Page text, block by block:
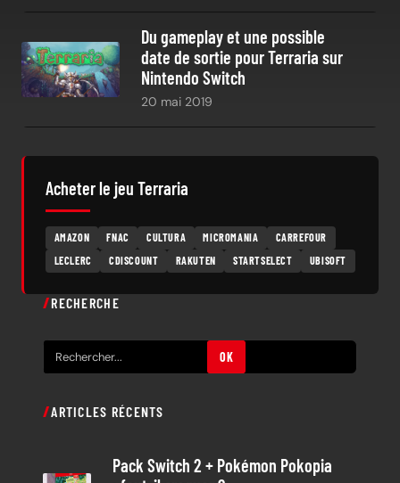
Du gameplay et une possible
date de sortie pour Terraria sur
Nintendo Switch
20 mai 2019
Acheter le jeu Terraria
AMAZON FNAC CULTURA MICROMANIA
CARREFOUR
LECLERC
CDISCOUNT RAKUTEN STARTSELECT UBISOFT
RECHERCHE
e
h
OK
ARTICLES RÉCENTS
Pack Switch 2 + Pokémon Pokopia